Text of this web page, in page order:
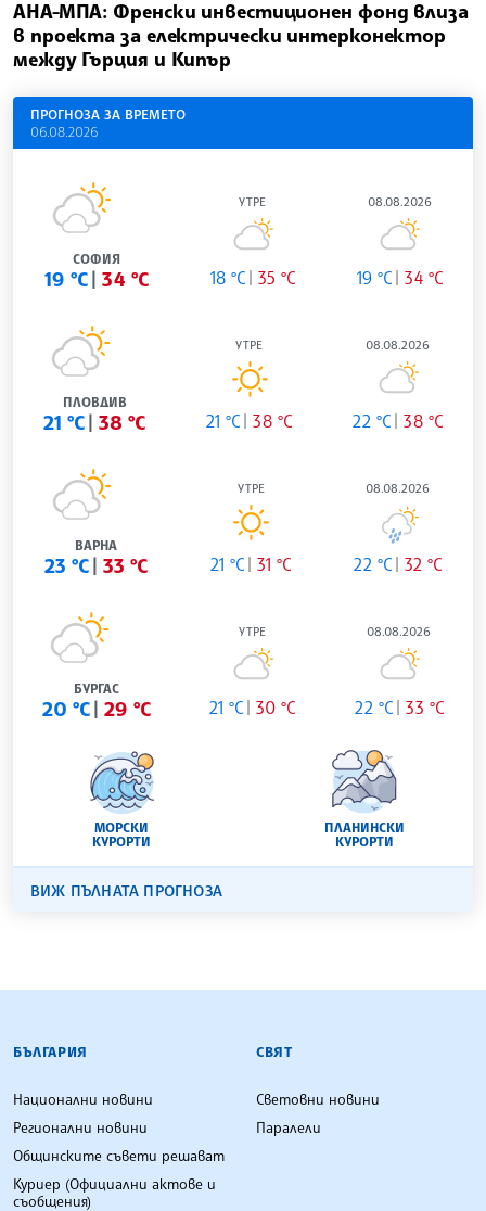
АНА-МПА: Френски инвестиционен фонд влиза
в проекта за електрически интерконектор
между Гърция и Кипър
ПРОГНОЗА ЗА ВРЕМЕТО
06.08.2026
СОФИЯ
19 °C 34 °C
УТРЕ
18 °C 35 °C
08.08.2026
19 °C 34 °C
ПЛОВДИВ
21 °C 38 °C
УТРЕ
21 °C 38 °C
08.08.2026
22 °C 38 °C
ВАРНА
23 °C 33 °C
УТРЕ
21 °C 31 °C
08.08.2026
22 °C 32 °C
БУРГАС
20 °C 29 °C
УТРЕ
21 °C 30 °C
08.08.2026
22 °C 33 °C
МОРСКИ
КУРОРТИ
ПЛАНИНСКИ
КУРОРТИ
ВИЖ ПЪЛНАТА ПРОГНОЗА
БЪЛГАРСКА ТЕЛЕГРАФНА АГЕНЦИЯ
БЪЛГАРИЯ
Национални новини
Регионални новини
Общинските съвети решават
Куриер (Официални актове и
съобщения)
СВЯТ
Световни новини
Паралели